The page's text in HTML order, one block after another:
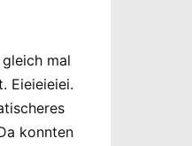
mal
Eieieieiei.
konnten